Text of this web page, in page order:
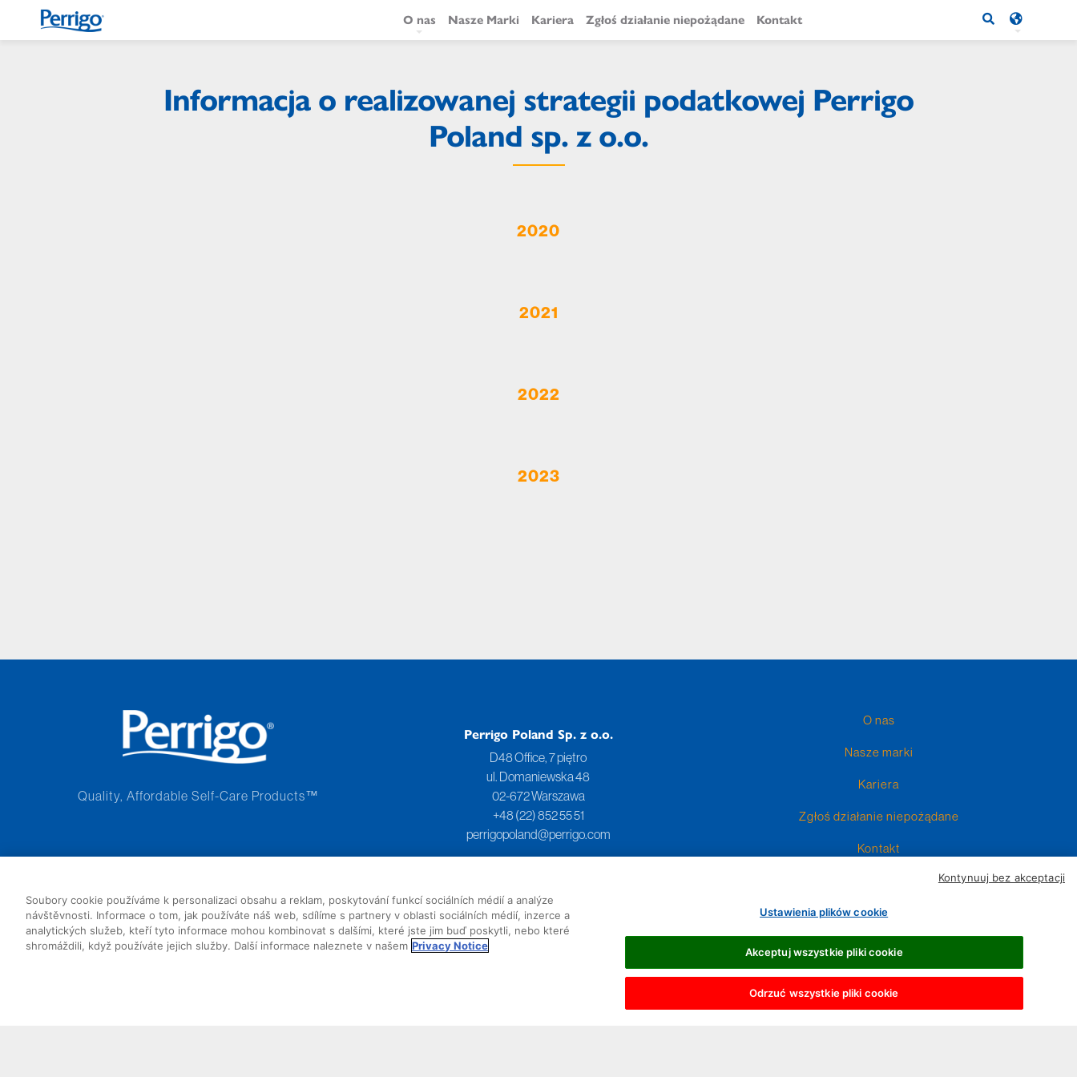
Przejdź
Główna
O nas Nasze Marki Kariera Zgłoś działanie niepożądane Kontakt
Informacja o realizowanej strategii podatkowej Perrigo
Poland sp. z o.o.
2020
2021
2022
2023
Quality, Affordable Self-Care Products™
Perrigo Poland Sp. z o.o.
D48 Office, 7 piętro
ul. Domaniewska 48
02-672 Warszawa
+48 (22) 852 55 51
perrigopoland@perrigo.com
O nas
Nasze marki
Kariera
Zgłoś działanie niepożądane
Kontakt
Terms & Conditions US Company Store Contact Informacja o realizowanej strategii podatkowej
©
Soubory cookie používáme k personalizaci obsahu a reklam, poskytování funkcí sociálních médií a analýze
návštěvnosti. Informace o tom, jak používáte náš web, sdílíme s partnery v oblasti sociálních médií, inzerce a
analytických služeb, kteří tyto informace mohou kombinovat s dalšími, které jste jim buď poskytli, nebo které
shromáždili, když používáte jejich služby. Další informace naleznete v našem Privacy Notice
Ustawienia plików cookie
Akceptuj wszystkie pliki cookie
Odrzuć wszystkie pliki cookie
Kontynuuj bez akceptacji